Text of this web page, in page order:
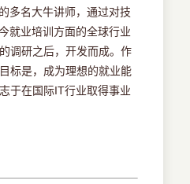
多名大牛讲师，通过对技
就业培训方面的全球行业
调研之后，开发而成。作
标是，成为理想的就业能
于在国际IT行业取得事业